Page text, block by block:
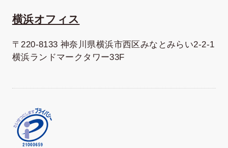
横浜オフィス
〒220-8133 神奈川県横浜市西区みなとみらい2-2-1
横浜ランドマークタワー33F